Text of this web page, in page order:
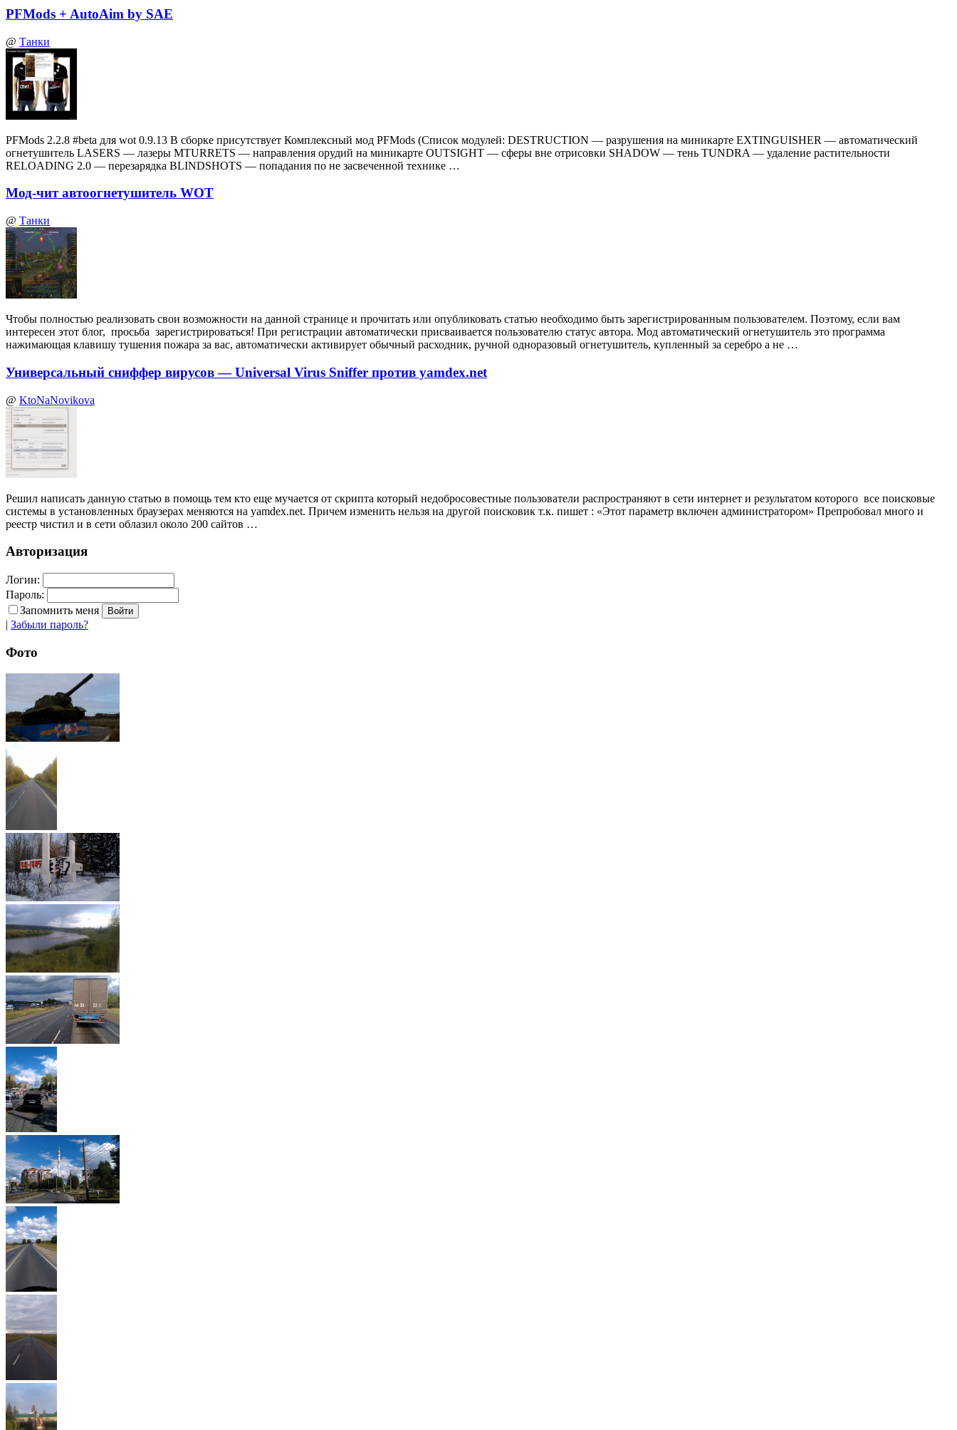
PFMods + AutoAim by SAE
@ Танки
PFMods 2.2.8 #beta для wot 0.9.13 В сборке присутствует Комплексный мод PFMods (Список модулей: DESTRUCTION — разрушения на миникарте EXTINGUISHER — автоматический
огнетушитель LASERS — лазеры MTURRETS — направления орудий на миникарте OUTSIGHT — сферы вне отрисовки SHADOW — тень TUNDRA — удаление растительности
RELOADING 2.0 — перезарядка BLINDSHOTS — попадания по не засвеченной технике …
Мод-чит автоогнетушитель WOT
@ Танки
Чтобы полностью реализовать свои возможности на данной странице и прочитать или опубликовать статью необходимо быть зарегистрированным пользователем. Поэтому, если вам
интересен этот блог, просьба зарегистрироваться! При регистрации автоматически присваивается пользователю статус автора. Мод автоматический огнетушитель это программа
нажимающая клавишу тушения пожара за вас, автоматически активирует обычный расходник, ручной одноразовый огнетушитель, купленный за серебро а не …
Универсальный сниффер вирусов — Universal Virus Sniffer против yamdex.net
@ KtoNaNovikova
Решил написать данную статью в помощь тем кто еще мучается от скрипта который недобросовестные пользователи распространяют в сети интернет и результатом которого все поисковые
системы в установленных браузерах меняются на yamdex.net. Причем изменить нельзя на другой поисковик т.к. пишет : «Этот параметр включен администратором» Препробовал много и
реестр чистил и в сети облазил около 200 сайтов …
Авторизация
Логин:
Пароль:
Запомнить меня
| Забыли пароль?
Фото